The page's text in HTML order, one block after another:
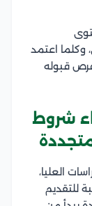
وكلما اعتمد
قبوله
شروط
العليا،
للتقديم